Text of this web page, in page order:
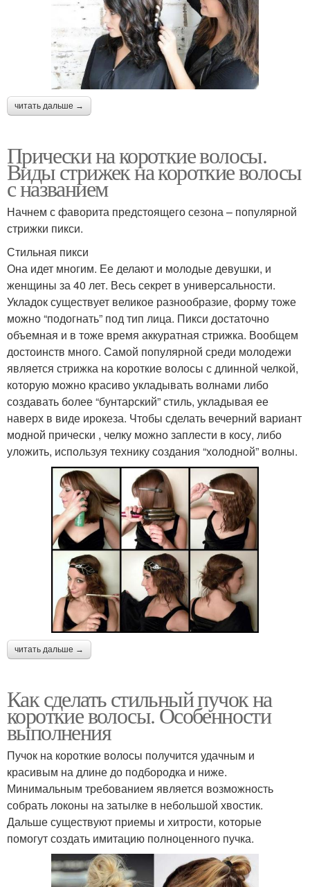
читать дальше →
Прически на короткие волосы.
Виды стрижек на короткие волосы
с названием
Начнем с фаворита предстоящего сезона – популярной
стрижки пикси.
Стильная пикси
Она идет многим. Ее делают и молодые девушки, и
женщины за 40 лет. Весь секрет в универсальности.
Укладок существует великое разнообразие, форму тоже
можно “подогнать” под тип лица. Пикси достаточно
объемная и в тоже время аккуратная стрижка. Вообщем
достоинств много. Самой популярной среди молодежи
является стрижка на короткие волосы с длинной челкой,
которую можно красиво укладывать волнами либо
создавать более “бунтарский” стиль, укладывая ее
наверх в виде ирокеза. Чтобы сделать вечерний вариант
модной прически , челку можно заплести в косу, либо
уложить, используя технику создания “холодной” волны.
читать дальше →
Как сделать стильный пучок на
короткие волосы. Особенности
выполнения
Пучок на короткие волосы получится удачным и
красивым на длине до подбородка и ниже.
Минимальным требованием является возможность
собрать локоны на затылке в небольшой хвостик.
Дальше существуют приемы и хитрости, которые
помогут создать имитацию полноценного пучка.